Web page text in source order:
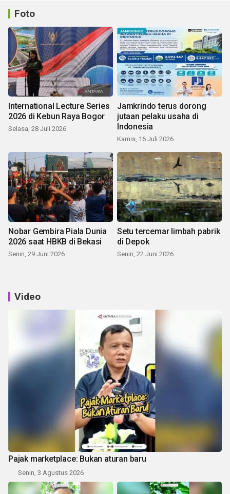
Foto
International Lecture Series
2026 di Kebun Raya Bogor
Selasa, 28 Juli 2026
Jamkrindo terus dorong
jutaan pelaku usaha di
Indonesia
Kamis, 16 Juli 2026
Nobar Gembira Piala Dunia
2026 saat HBKB di Bekasi
Senin, 29 Juni 2026
Setu tercemar limbah pabrik
di Depok
Senin, 22 Juni 2026
Video
Pajak marketplace: Bukan aturan baru
Senin, 3 Agustus 2026